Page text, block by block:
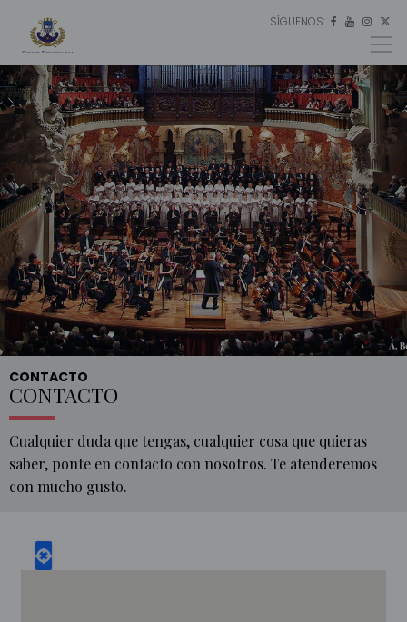
SÍGUENOS:    ES
EU
EN
CONTACTO
CONTACTO
Cualquier duda que tengas, cualquier cosa que quieras
saber, ponte en contacto con nosotros. Te atenderemos
con mucho gusto.